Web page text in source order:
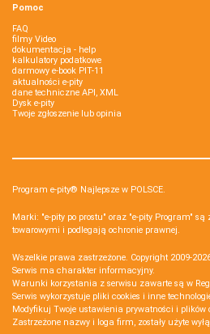
Pomoc
FAQ
filmy Video
dokumentacja - help
kalkulatory podatkowe
darmowy e-book PIT-11
aktualności e-pity
dane techniczne API, XML
Dysk e-pity
Twoje zgłoszenie lub opinia
Program e-pity® Najlepsze w POLSCE.
Marki: "e-pity po prostu" oraz "e-pity Program"
towarowymi i podlegają ochronie prawnej.
Wszelkie prawa zastrzeżone. Copyright 2009-
Serwis ma charakter informacyjny.
Warunki korzystania z serwisu zawarte są w
Serwis wykorzystuje pliki cookies i inne
Modyfikuj Twoje ustawienia prywatności i plików
Zastrzeżone nazwy i loga firm, zostały użyte